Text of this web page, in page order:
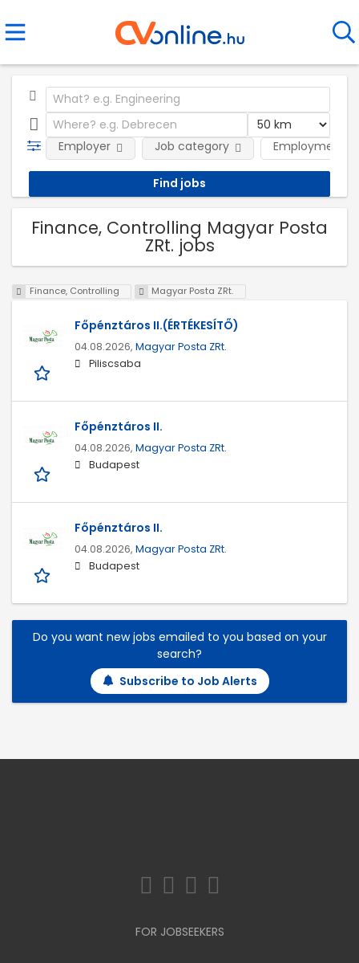
Employment
Employer Job category
Finance, Controlling Magyar Posta
ZRt. jobs
Finance, Controlling Magyar Posta ZRt.
Főpénztáros II.(ÉRTÉKESÍTŐ)
04.08.2026, Magyar Posta ZRt.
Piliscsaba
Főpénztáros II.
04.08.2026, Magyar Posta ZRt.
Budapest
Főpénztáros II.
04.08.2026, Magyar Posta ZRt.
Budapest
Do you want new jobs emailed to you based on your
search?
Subscribe to Job Alerts
FOR JOBSEEKERS